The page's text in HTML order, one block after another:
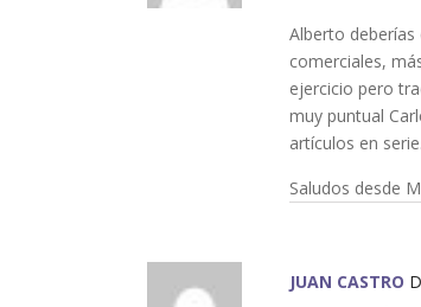
Alberto
comerciales,
ejercicio pero
muy puntual
artículos en serie.
Saludos desde
JUAN CASTRO